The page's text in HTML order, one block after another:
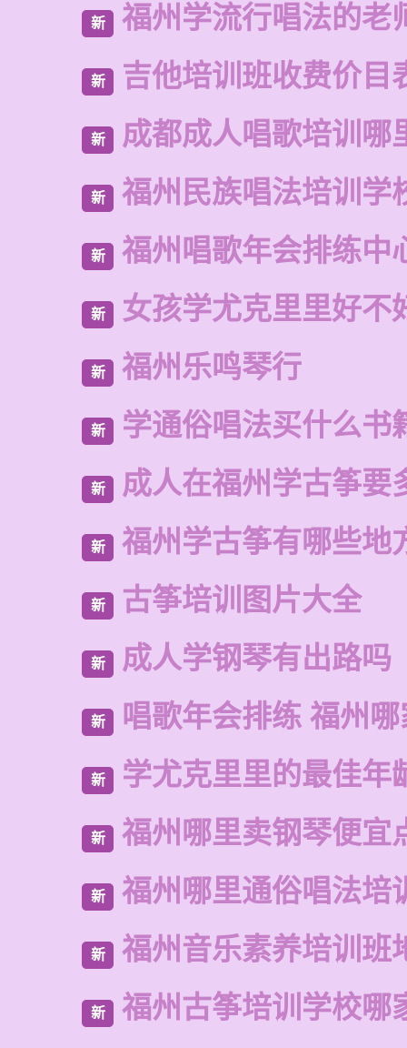
新 福州学流行唱法的老
新 吉他培训班收费价目
新 成都成人唱歌培训哪
新 福州民族唱法培训学
新 福州唱歌年会排练中
新 女孩学尤克里里好不
新 福州乐鸣琴行
新 学通俗唱法买什么书
新 成人在福州学古筝要
新 福州学古筝有哪些地
新 古筝培训图片大全
新 成人学钢琴有出路吗
新 唱歌年会排练 福州
新 学尤克里里的最佳年
新 福州哪里卖钢琴便宜
新 福州哪里通俗唱法培
新 福州音乐素养培训班
新 福州古筝培训学校哪